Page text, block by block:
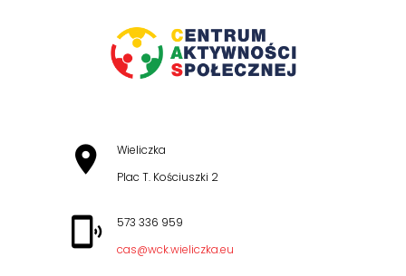
Wieliczka
Plac T. Kościuszki 2
573 336 959
cas@wck.wieliczka.eu